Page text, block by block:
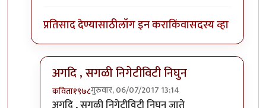
प्रतिसाद देण्यासाठीलॉग इन कराकिंवासदस्य व्हा
अगदि , सगळी निगेटीविटी निघुन
कविता१९७८गुरुवार, 06/07/2017 13:14
In reply toRei = universalbyशानबा५१२